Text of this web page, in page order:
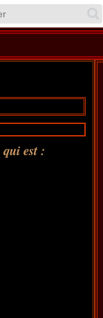
qui est :